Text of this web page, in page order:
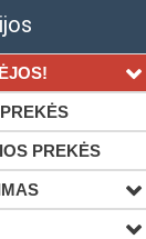
PREKĖS